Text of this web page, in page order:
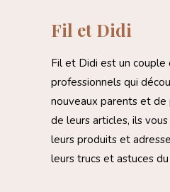
Fil et Didi
Fil et Didi est un couple
professionnels qui
nouveaux parents et
de leurs articles, ils
leurs produits et
leurs trucs et astuces